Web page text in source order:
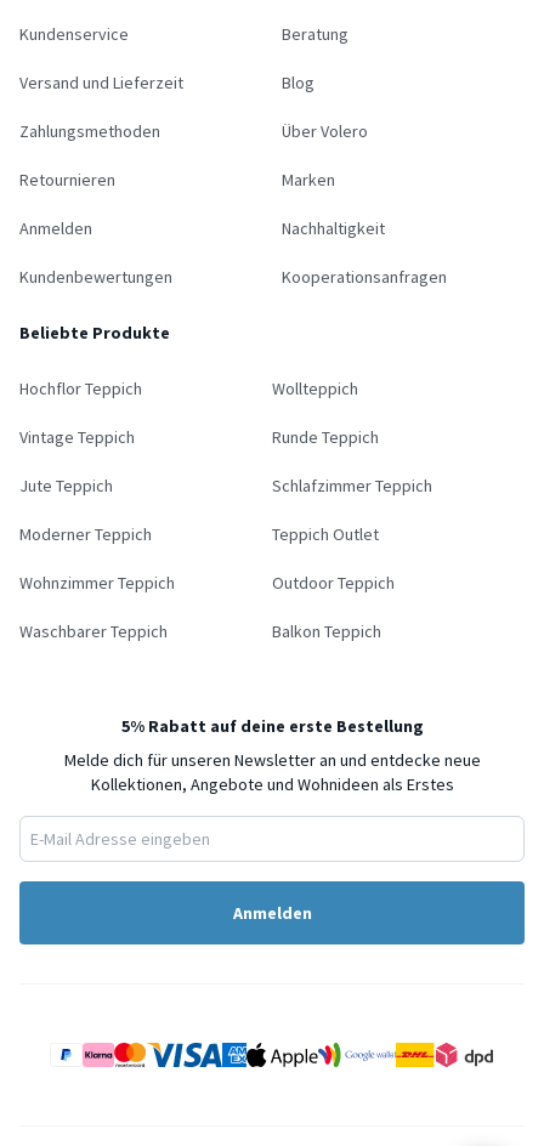
Kundenservice
Versand und Lieferzeit
Zahlungsmethoden
Retournieren
Anmelden
Kundenbewertungen
Beratung
Blog
Über Volero
Marken
Nachhaltigkeit
Kooperationsanfragen
Beliebte Produkte
Hochflor Teppich Wollteppich
Vintage Teppich Runde Teppich
Jute Teppich Schlafzimmer Teppich
Moderner Teppich Teppich Outlet
Wohnzimmer Teppich Outdoor Teppich
Waschbarer Teppich Balkon Teppich
5% Rabatt auf deine erste Bestellung
Melde dich für unseren Newsletter an und entdecke neue
Kollektionen, Angebote und Wohnideen als Erstes
Anmelden